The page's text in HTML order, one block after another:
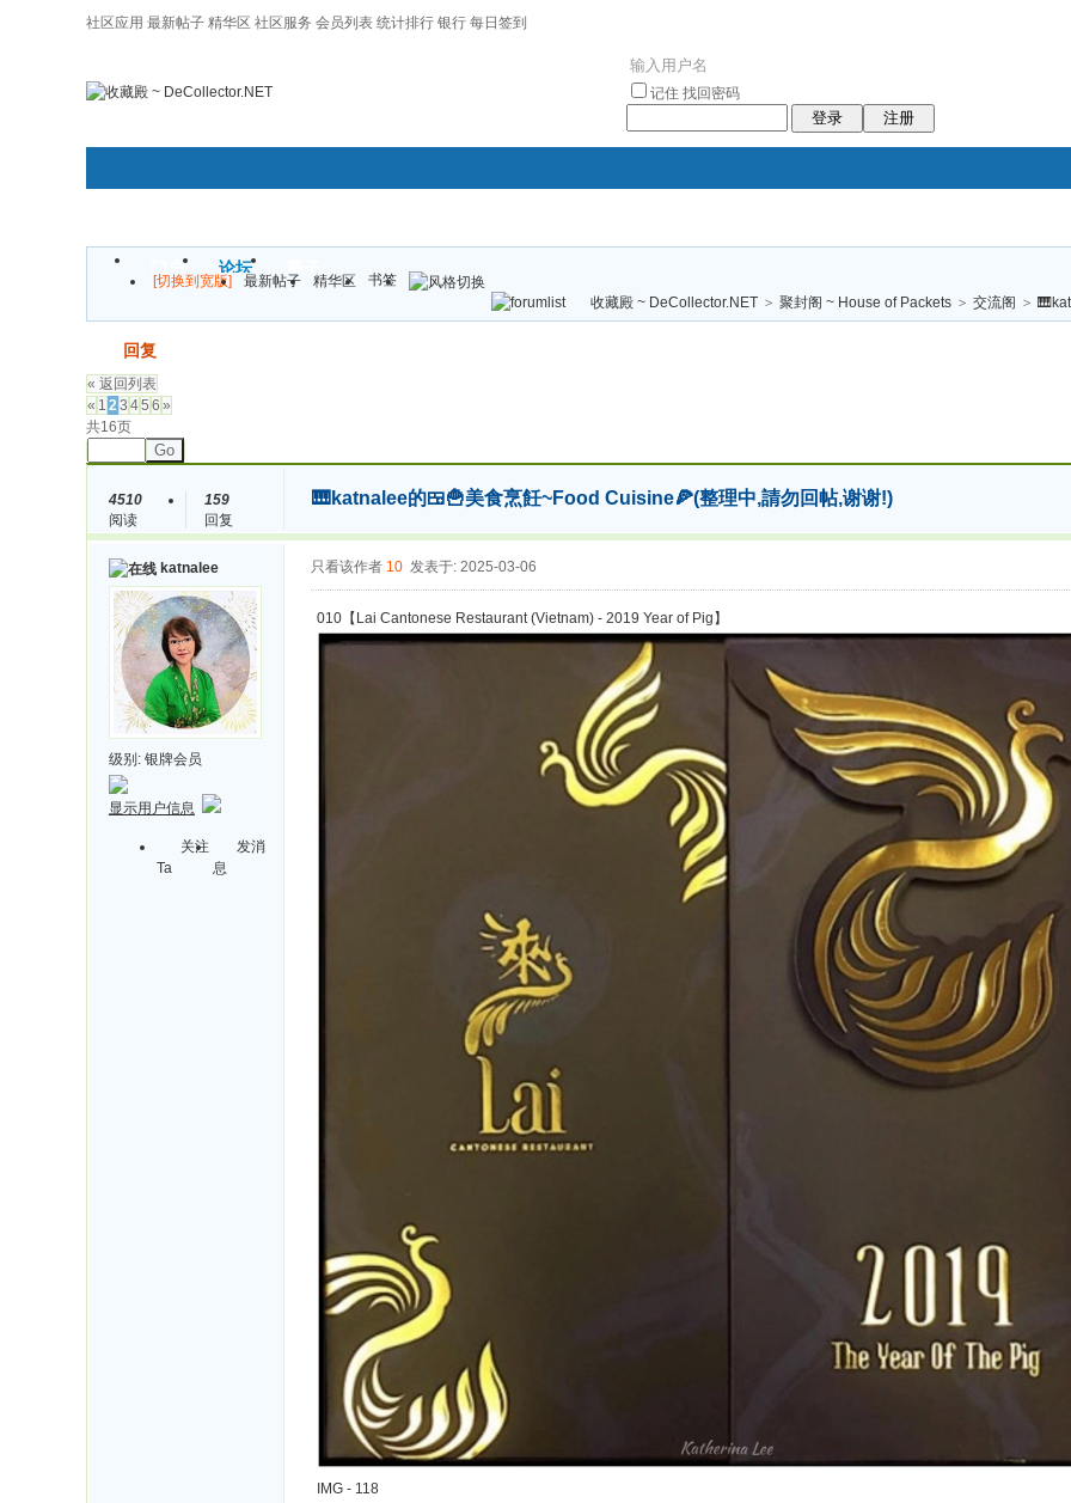
社区应用 最新帖子 精华区 社区服务 会员列表 统计排行 银行 每日签到
记住 找回密码
登录 注册
门户 论坛
褔
袠袠袥眩褦
[切换到宽版] 最新帖子 精华区
书签
收藏殿 ~ DeCollector.NET > 聚封阁 ~ House of Packets > 交流阁 >
回复
« 返回列表
« 1 23 45 6 »
共16页
Go
4510
阅读
159
回复
🎹katnalee的🍱🍟美食烹飪~Food Cuisine🍕(整理中,請勿回帖,谢谢!)
katnalee
级别: 银牌会员
显示用户信息
关注
Ta
发消
息
只看该作者 10 发表于: 2025-03-06
010【Lai Cantonese Restaurant (Vietnam) - 2019 Year of Pig】
IMG - 118